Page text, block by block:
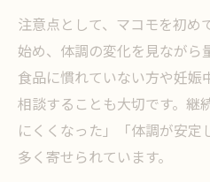
注意点として、マコモを初め
始め、体調の変化を見ながら
食品に慣れていない方や妊娠
相談することも大切です。継
にくくなった」「体調が安定
多く寄せられています。